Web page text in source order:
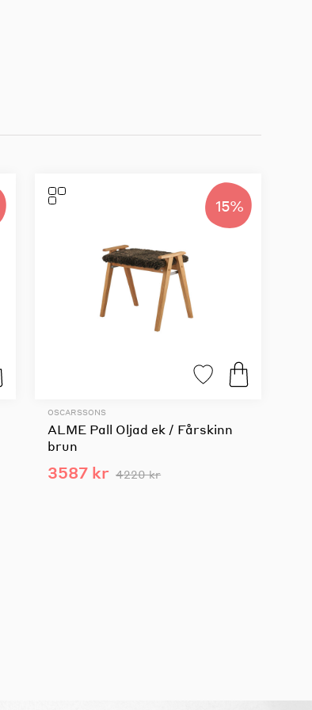
15%
OSCARSSONS
ALME Pall Oljad ek / Fårskinn
brun
3587 kr 4220 kr